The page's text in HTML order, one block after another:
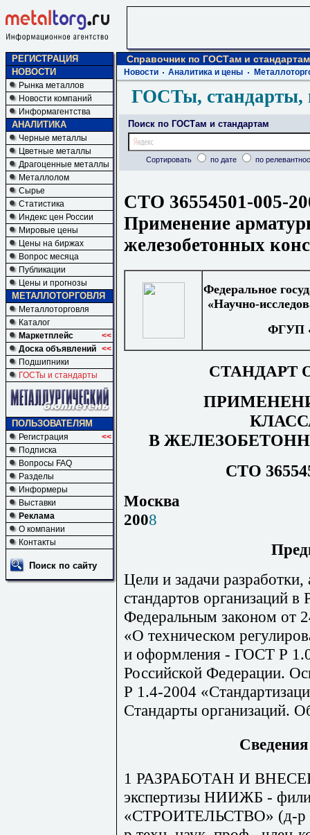
РЕГИСТРАЦИЯ
НОВОСТИ
Рынка металлов
Новости компаний
Информагентства
АНАЛИТИКА
Черные металлы
Цветные металлы
Драгоценные металлы
Металлолом
Сырье
Статистика
Индекс цен России
Мировые цены
Цены на биржах
Вопрос месяца
Публикации
Цены и прогнозы
МЕТАЛЛОТОРГОВЛЯ
Металлоторговля
Каталог
Маркетплейс
<<
Доска объявлений <<
Подшипники
ГОСТы и стандарты
ПОЛЬЗОВАТЕЛЯМ
Регистрация
<<
Подписка
Вопросы FAQ
Разделы
Информеры
Выставки
Реклама
О компании
Контакты
Поиск по сайту
Справочник по ГОСТам и стандартам
Новости Аналитика и цены
ГОСТы, стандарты,
Поиск по ГОСТам и стандартам
Сортировать по дате по
СТО 36554501-005-
Применение
железобетонных
Федеральное
«Научно-
ФГУП
СТАНДАРТ
В
СТО
Москва
2008
Цели и задачи разработки,
стандартов организаций
Федеральным законом от
«О техническом
и оформления - ГОСТ Р
Российской Федерации.
Р 1.4-2004
Стандарты организаций.
1 РАЗРАБОТАН И ВНЕСЕН
экспертизы НИИЖБ -
«СТРОИТЕЛЬСТВО» (д-р